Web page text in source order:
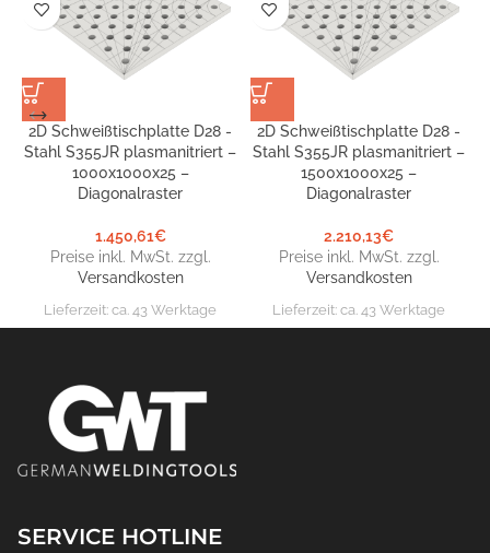
2D Schweißtischplatte D28 -
Stahl S355JR plasmanitriert –
1000x1000x25 –
Diagonalraster
1.450,61€
Preise inkl. MwSt. zzgl.
Versandkosten
Lieferzeit:ca. 43 Werktage
2D Schweißtischplatte D28 -
Stahl S355JR plasmanitriert –
1500x1000x25 –
Diagonalraster
2.210,13€
Preise inkl. MwSt. zzgl.
Versandkosten
Lieferzeit:ca. 43 Werktage
SERVICE HOTLINE